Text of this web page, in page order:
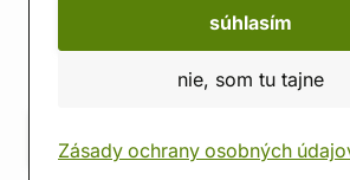
súhlasím
nie, som tu tajne
Zásady ochrany osobných